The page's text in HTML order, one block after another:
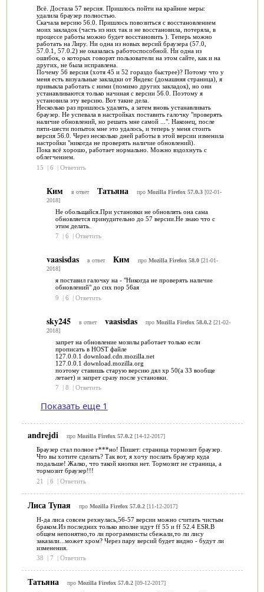
Всё. Достала 57 версия. Пришлось пойти на крайние меры:
удалила браузер полностью.
Скачала версию 56.0. Пришлось повозиться с восстановлением
моих закладок (часть из них так и не восстановила, потеряла, в
процессе работы можно будет восстановить ). Теперь можно
работать на Лиру. Ни одна из новых версий браузера (57.0,
57.0.1, 57.0.2) не оказалась работоспособной. Ни одна из
ошибок, о которых говорят пользователи на этом сайте, как и на
других, не была исправлена.
Почему 56 версия (хотя 45 и 52 гораздо быстрее)? Потому что у
меня есть визуальные закладки от Яндекс (домашняя страница), я
привыкла работать с ними (помимо других закладок), но они
устанавливаются только начиная с версии 56.0. Поэтому я
установила эту версию. Вот такие дела.
Несколько раз пришлось удалять, а затем вновь устанавливать
браузер. Не успевала в настройках поставить галочку "проверять
наличие обновлений, но решать мне самой ...". Наконец, после
пяти-шести попыток мне это удалось, и теперь у меня стоить
версия 56.0. Через несколько дней работы в этой версии изменила
настройки "никогда не проверять наличие обновлений).
Пока всё хорошо, работает нормально. Можно вздохнуть с
облегчением.
15
| 6 | Ответить
Ким в ответ Татьяна про Mozilla Firefox 57.0.3[02-01-
2018]
Не обольщайся.При установки не обновлять она сама
обновляется принудительно до 57 версии.Не знаю что с
этим делать.
7
| 6 | Ответить
vaasisdas в ответ Ким про Mozilla Firefox 58.0[21-01-
2018]
я поставил галочку на - "Никогда не проверять наличие
обновлений" до сих пор 56ая
9
| 6 | Ответить
sky245 в ответ vaasisdas про Mozilla Firefox 58.0.2[21-02-
2018]
запрет на обновление мозилы работает только если
прописать в HOST файле
127.0.0.1 download.cdn.mozilla.net
127.0.0.1 download.mozilla.org
поэтому ставишь старую версию дял xp 50(а 33 вообще
летает) и запрет сразу после установки.
7
| 8 | Ответить
Показать еще 1
andrejdi про Mozilla Firefox 57.0.2[14-12-2017]
Браузер стал полное г***но! Пишет: страница тормозит браузер.
Что вы хотите сделать? Так вот, я хочу послать браузер куда
подальше! Жалко, что такой кнопки нет. Тормозит не страница, а
тормозит браузер!!!
21
| 6 | Ответить
Лиса Тупая про Mozilla Firefox 57.0.2[11-12-2017]
Н-да лиса совсем рехнулась,56-57 версии можно считать чистым
браком.Из последних только вполне идут ff 55 и ff 52.4 ESR.В
общем непонятно,то ли программисты сбежали,то ли лису
заказали...может хром? Через пару версий будет видно - будут ли
изменения.
38
| 7 | Ответить
Татьяна про Mozilla Firefox 57.0.2[09-12-2017]